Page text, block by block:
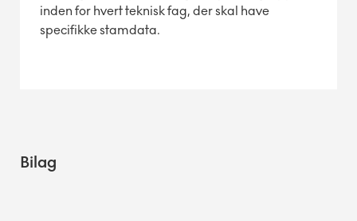
inden for hvert teknisk fag, der skal have
specifikke stamdata.
Bilag